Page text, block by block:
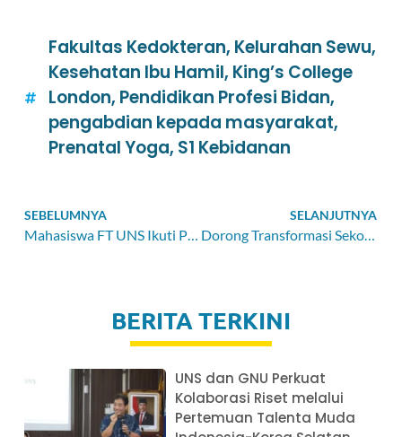
Fakultas Kedokteran, Kelurahan Sewu,
Kesehatan Ibu Hamil, King’s College
London, Pendidikan Profesi Bidan,
pengabdian kepada masyarakat,
Prenatal Yoga, S1 Kebidanan
SEBELUMNYA
Short Term Exchangedi
SELANJUTNYA
Dorong Transformasi Sekolah di Karanganyar, Mahasiswa S2 UNS Latih Guru Kembangkan Media Pembelajaran Digital Interaktif
BERITA TERKINI
UNS dan GNU Perkuat
Kolaborasi Riset melalui
Pertemuan Talenta Muda